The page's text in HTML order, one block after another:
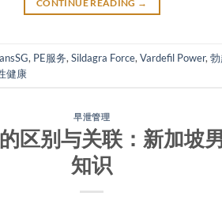
CONTINUE READING →
, PE服务, Sildagra Force, Vardefil Power,
健康
早泄管理
区别与关联：新加坡
知识